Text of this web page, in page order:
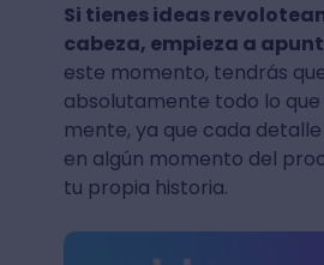
Si tienes ideas
cabeza, empieza a
este momento, tendrás
absolutamente todo lo
mente, ya que cada
en algún momento del
tu propia historia.